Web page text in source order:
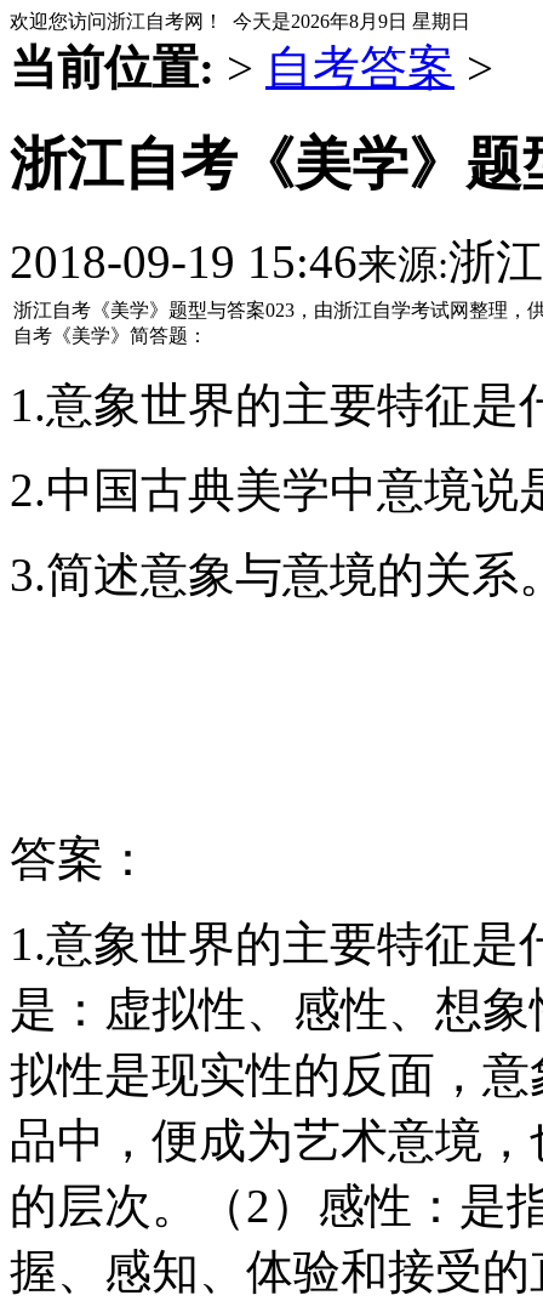
欢迎您访问浙江自考网！ 今天是2026年8月9日 星期日
当前位置: > 自考答案 >
浙江自考《美学》题
2018-09-19 15:46来源:浙
浙江自考《美学》题型与答案023，由浙江自学考试网整理，
自考《美学》简答题：
1.意象世界的主要特征是
2.中国古典美学中意境说
3.简述意象与意境的关系
答案：
1.意象世界的主要特征
是：虚拟性、感性、想
拟性是现实性的反面，
品中，便成为艺术意境
的层次。（2）感性：是
握、感知、体验和接受